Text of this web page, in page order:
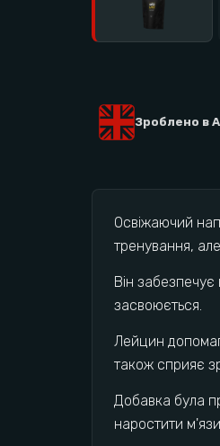
Зроблено в
Освіжаючий
тренування,
Він забезпечує
засвоюється.
Лейцин
також сприяє
Добавка була
наростити